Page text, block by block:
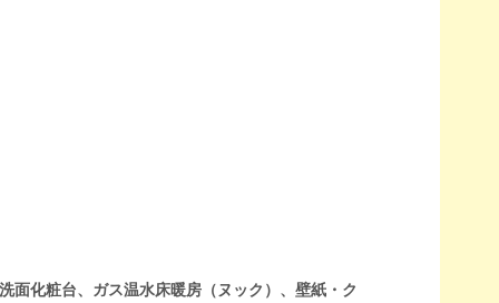
面化粧台、ガス温水床暖房（ヌック）、壁紙・ク